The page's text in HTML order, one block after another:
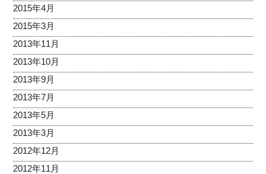
2015年4月
2015年3月
2013年11月
2013年10月
2013年9月
2013年7月
2013年5月
2013年3月
2012年12月
2012年11月